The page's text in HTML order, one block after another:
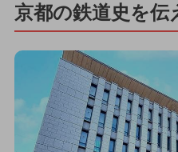
京都の鉄道史を伝